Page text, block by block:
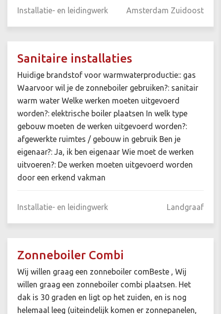
Installatie- en leidingwerk Amsterdam Zuidoost
Sanitaire installaties
Huidige brandstof voor warmwaterproductie:: gas
Waarvoor wil je de zonneboiler gebruiken?: sanitair
warm water Welke werken moeten uitgevoerd
worden?: elektrische boiler plaatsen In welk type
gebouw moeten de werken uitgevoerd worden?:
afgewerkte ruimtes / gebouw in gebruik Ben je
eigenaar?: Ja, ik ben eigenaar Wie moet de werken
uitvoeren?: De werken moeten uitgevoerd worden
door een erkend vakman
Installatie- en leidingwerk Landgraaf
Zonneboiler Combi
Wij willen graag een zonneboiler comBeste , Wij
willen graag een zonneboiler combi plaatsen. Het
dak is 30 graden en ligt op het zuiden, en is nog
helemaal leeg (uiteindelijk komen er zonnepanelen,